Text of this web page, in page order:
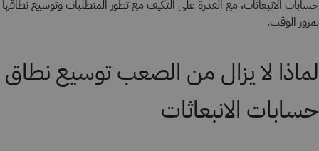
حسابات الانبعاثات، مع القدرة على التكيف مع تطور المتطلبات وتوسيع نطاقها
بمرور الوقت.
لماذا لا يزال من الصعب توسيع نطاق
حسابات الانبعاثات